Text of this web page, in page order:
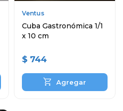
Ventus
Cuba Gastronómica 1/1
x 10 cm
$ 744